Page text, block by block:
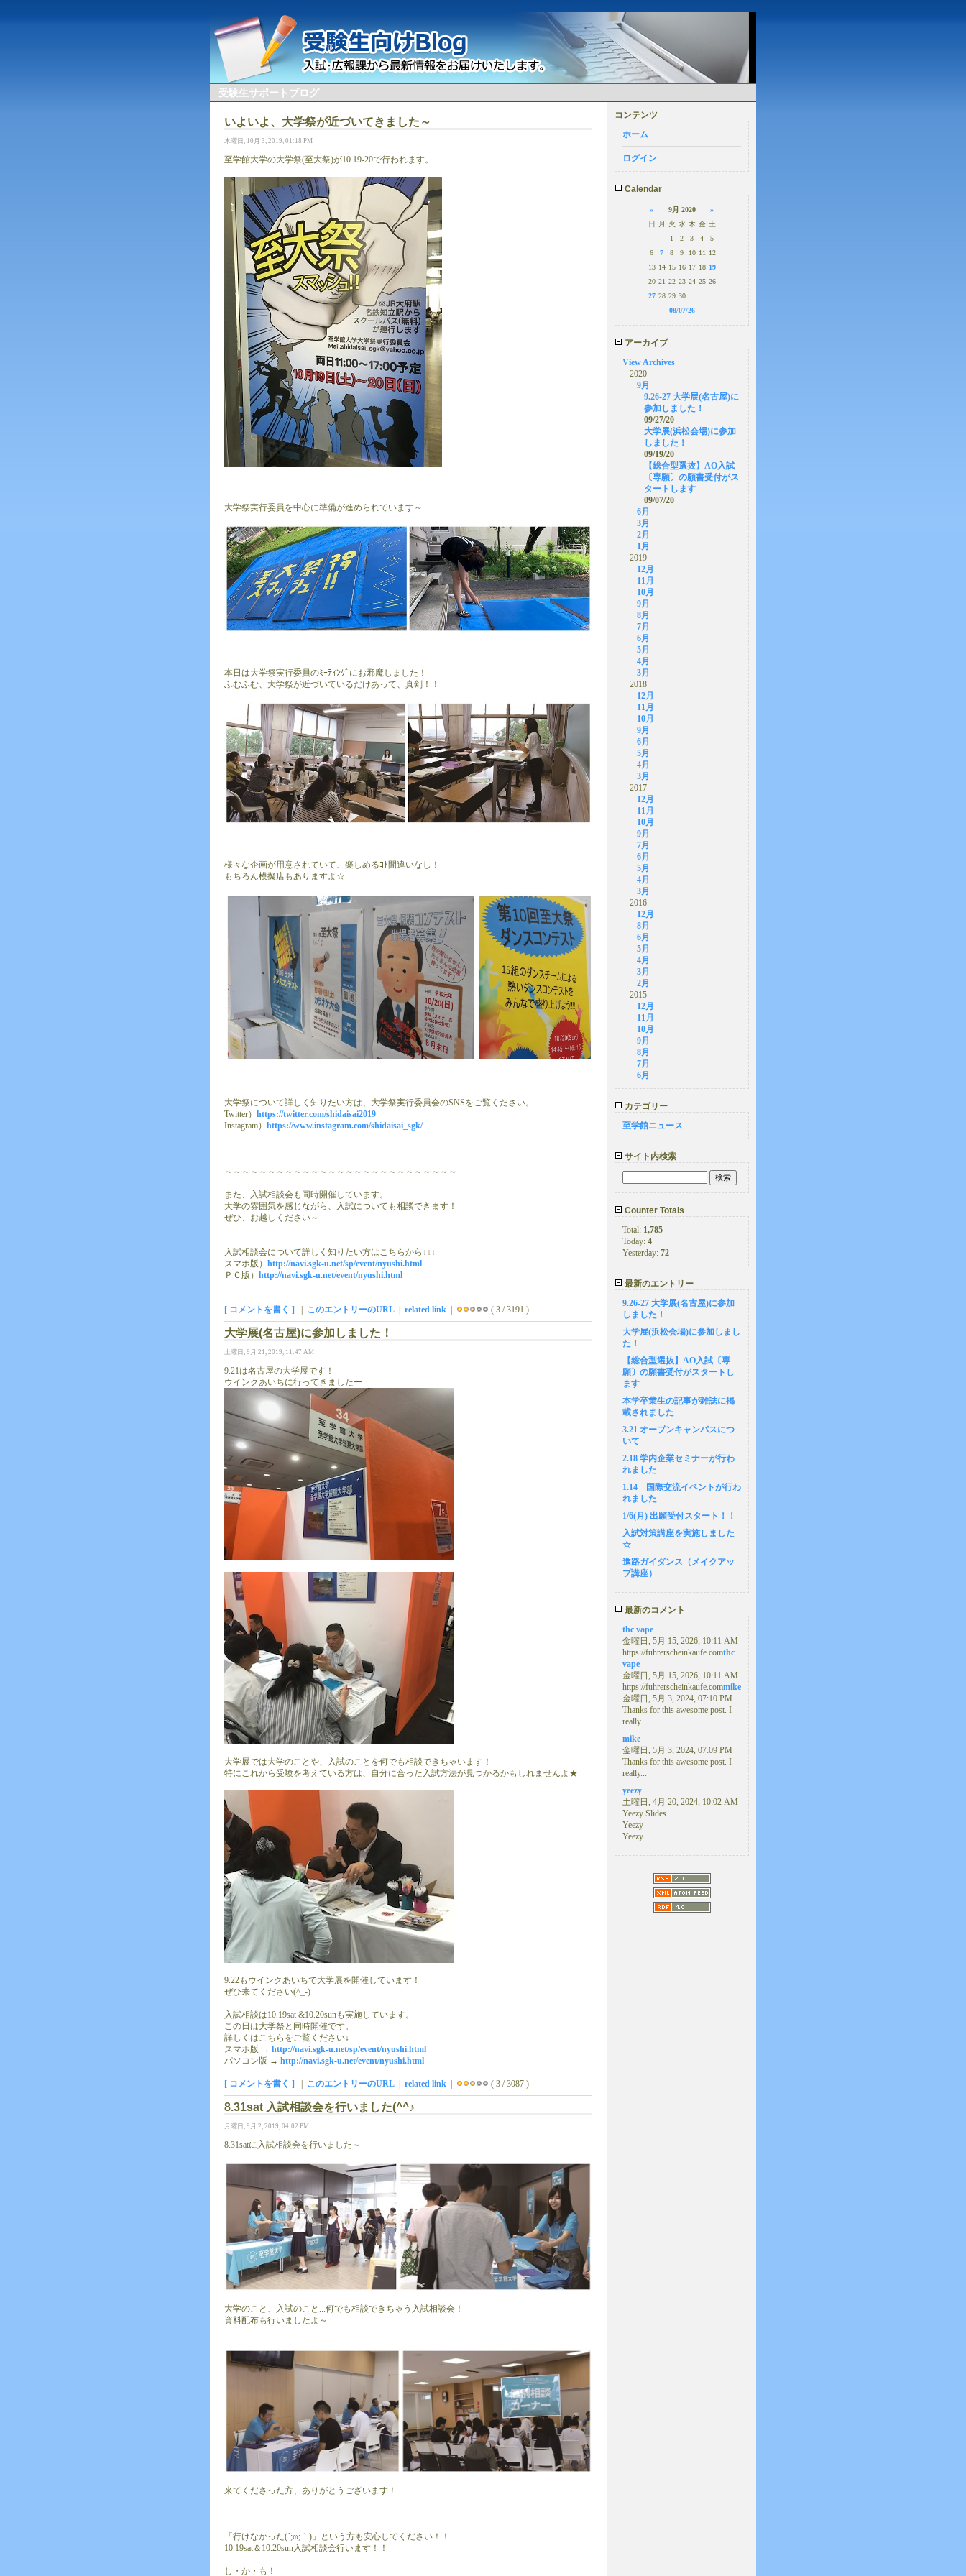
受験生サポートブログ
いよいよ、大学祭が近づいてきました～
木曜日, 10月 3, 2019, 01:18 PM
至学館大学の大学祭(至大祭)が10.19-20で行われます。
大学祭実行委員を中心に準備が進められています～
本日は大学祭実行委員のﾐｰﾃｨﾝｸﾞにお邪魔しました！
ふむふむ、大学祭が近づいているだけあって、真剣！！
様々な企画が用意されていて、楽しめるｺﾄ間違いなし！
もちろん模擬店もありますよ☆
大学祭について詳しく知りたい方は、大学祭実行委員会のSNSをご覧ください。
Twitter） https://twitter.com/shidaisai2019
Instagram） https://www.instagram.com/shidaisai_sgk/
～～～～～～～～～～～～～～～～～～～～～～～～～～～
また、入試相談会も同時開催しています。
大学の雰囲気を感じながら、入試についても相談できます！
ぜひ、お越しください～
入試相談会について詳しく知りたい方はこちらから↓↓↓
スマホ版） http://navi.sgk-u.net/sp/event/nyushi.html
ＰＣ版） http://navi.sgk-u.net/event/nyushi.html
[ コメントを書く ] このエントリーのURL related link ( 3 / 3191 )
大学展(名古屋)に参加しました！
土曜日, 9月 21, 2019, 11:47 AM
9.21は名古屋の大学展です！
ウインクあいちに行ってきましたー
大学展では大学のことや、入試のことを何でも相談できちゃいます！
特にこれから受験を考えている方は、自分に合った入試方法が見つかるかもしれませんよ★
9.22もウインクあいちで大学展を開催しています！
ぜひ来てください(^_-)
入試相談は10.19sat &10.20sunも実施しています。
この日は大学祭と同時開催です。
詳しくはこちらをご覧ください↓
スマホ版 → http://navi.sgk-u.net/sp/event/nyushi.html
パソコン版 → http://navi.sgk-u.net/event/nyushi.html
[ コメントを書く ] このエントリーのURL related link ( 3 / 3087 )
8.31sat 入試相談会を行いました(^^♪
月曜日, 9月 2, 2019, 04:02 PM
8.31satに入試相談会を行いました～
大学のこと、入試のこと...何でも相談できちゃう入試相談会！
資料配布も行いましたよ～
来てくださった方、ありがとうございます！
「行けなかった(´;ω;｀)」という方も安心してください！！
10.19sat＆10.20sun入試相談会行います！！
し・か・も！
コンテンツ
ホーム
ログイン
Calendar
« 9月 2020
»
日
月 火 水 木 金 土
1
2 3 4
5
6
7 8 9 10 11
12
13 14 15 16 17 18 19
20 21 22 23 24 25 26
27 28 29 30
08/07/26
アーカイブ
View Archives
2020
9月
9.26-27 大学展(名古屋)に
参加しました！
09/27/20
大学展(浜松会場)に参加
しました！
09/19/20
【総合型選抜】AO入試
〔専願〕の願書受付がス
タートします
09/07/20
6月
3月
2月
1月
2019
12月
11月
10月
9月
8月
7月
6月
5月
4月
3月
2018
12月
11月
10月
9月
6月
5月
4月
3月
2017
12月
11月
10月
9月
7月
6月
5月
4月
3月
2016
12月
8月
6月
5月
4月
3月
2月
2015
12月
11月
10月
9月
8月
7月
6月
カテゴリー
至学館ニュース
サイト内検索
Counter Totals
Total: 1,785
Today: 4
Yesterday: 72
最新のエントリー
9.26-27 大学展(名古屋)に参加
しました！
大学展(浜松会場)に参加しまし
た！
【総合型選抜】AO入試〔専
願〕の願書受付がスタートし
ます
本学卒業生の記事が雑誌に掲
載されました
3.21 オープンキャンパスにつ
いて
2.18 学内企業セミナーが行わ
れました
1.14 国際交流イベントが行わ
れました
1/6(月) 出願受付スタート！！
入試対策講座を実施しました
☆
進路ガイダンス（メイクアッ
プ講座）
最新のコメント
thc vape
金曜日, 5月 15, 2026, 10:11 AM
https://fuhrerscheinkaufe.comthc
vape
金曜日, 5月 15, 2026, 10:11 AM
https://fuhrerscheinkaufe.commike
金曜日, 5月 3, 2024, 07:10 PM
Thanks for this awesome post. I
really...
mike
金曜日, 5月 3, 2024, 07:09 PM
Thanks for this awesome post. I
really...
yeezy
土曜日, 4月 20, 2024, 10:02 AM
Yeezy Slides
Yeezy
Yeezy...